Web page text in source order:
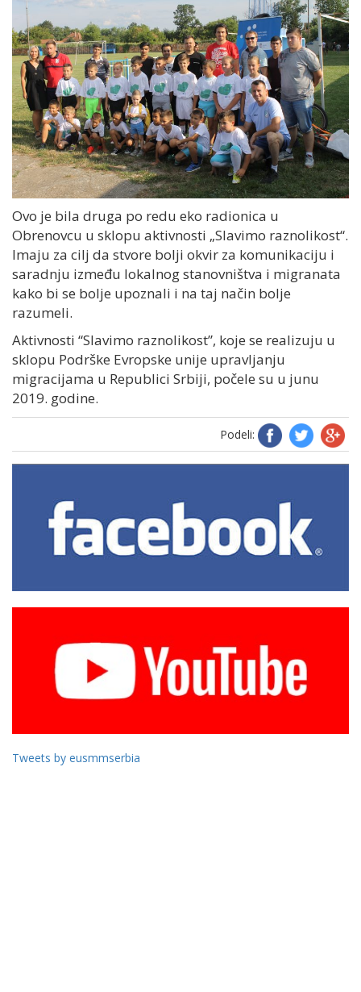
Ovo je bila druga po redu eko radionica u
Obrenovcu u sklopu aktivnosti „Slavimo raznolikost“.
Imaju za cilj da stvore bolji okvir za komunikaciju i
saradnju između lokalnog stanovništva i migranata
kako bi se bolje upoznali i na taj način bolje
razumeli.
Aktivnosti “Slavimo raznolikost”, koje se realizuju u
sklopu Podrške Evropske unije upravljanju
migracijama u Republici Srbiji, počele su u junu
2019. godine.
Podeli:
Tweets by eusmmserbia